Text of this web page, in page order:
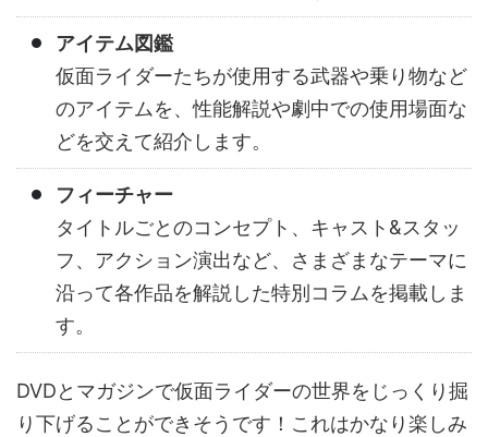
アイテム図鑑
仮面ライダーたちが使用する武器や乗り物など
のアイテムを、性能解説や劇中での使用場面な
どを交えて紹介します。
フィーチャー
タイトルごとのコンセプト、キャスト&スタッ
フ、アクション演出など、さまざまなテーマに
沿って各作品を解説した特別コラムを掲載しま
す。
DVDとマガジンで仮面ライダーの世界をじっくり掘
り下げることができそうです！これはかなり楽しみ